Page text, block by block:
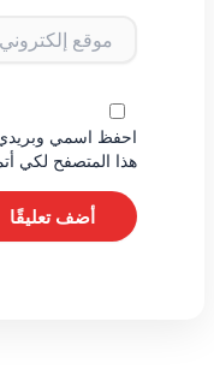
إلكتروني
احفظ اسمي وبريدي
هذا المتصفح لكي